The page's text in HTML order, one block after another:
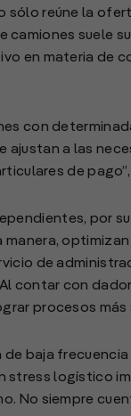
sólo reúne la
suele
en materia
con
a las
de
por
de
contar con
procesos más
baja
stress logístico
No siempre